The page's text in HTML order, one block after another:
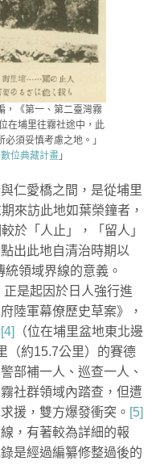
，《第一、第二臺灣霧
在埔里往霧社途中，此
須妥慎考慮之地。」
位典藏計畫」
仁愛橋之間，是從埔里
期來訪此地如葉榮鐘者，
於「人止」，「留人」
出此地自清治時期以
領域界線的意義。
是起因於日人強行進
陸軍幕僚歷史草案》，
[4]
（位在埔里盆地東北邊
（約15.7公里）的賽德
部補一人、巡查一人、
社群領域內踏查，但遭
援，雙方爆發衝突。 [5]
，有著較為詳細的報
是經過編纂修整過後的